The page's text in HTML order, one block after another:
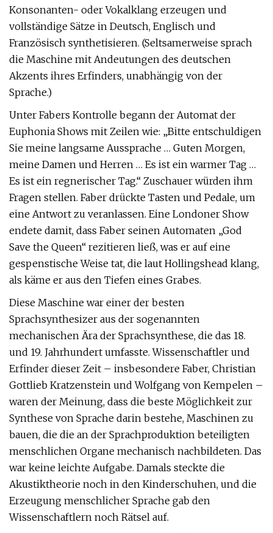
Konsonanten- oder Vokalklang erzeugen und
vollständige Sätze in Deutsch, Englisch und
Französisch synthetisieren. (Seltsamerweise sprach
die Maschine mit Andeutungen des deutschen
Akzents ihres Erfinders, unabhängig von der
Sprache.)
Unter Fabers Kontrolle begann der Automat der
Euphonia Shows mit Zeilen wie: „Bitte entschuldigen
Sie meine langsame Aussprache … Guten Morgen,
meine Damen und Herren … Es ist ein warmer Tag …
Es ist ein regnerischer Tag.“ Zuschauer würden ihm
Fragen stellen. Faber drückte Tasten und Pedale, um
eine Antwort zu veranlassen. Eine Londoner Show
endete damit, dass Faber seinen Automaten „God
Save the Queen“ rezitieren ließ, was er auf eine
gespenstische Weise tat, die laut Hollingshead klang,
als käme er aus den Tiefen eines Grabes.
Diese Maschine war einer der besten
Sprachsynthesizer aus der sogenannten
mechanischen Ära der Sprachsynthese, die das 18.
und 19. Jahrhundert umfasste. Wissenschaftler und
Erfinder dieser Zeit – insbesondere Faber, Christian
Gottlieb Kratzenstein und Wolfgang von Kempelen –
waren der Meinung, dass die beste Möglichkeit zur
Synthese von Sprache darin bestehe, Maschinen zu
bauen, die die an der Sprachproduktion beteiligten
menschlichen Organe mechanisch nachbildeten. Das
war keine leichte Aufgabe. Damals steckte die
Akustiktheorie noch in den Kinderschuhen, und die
Erzeugung menschlicher Sprache gab den
Wissenschaftlern noch Rätsel auf.